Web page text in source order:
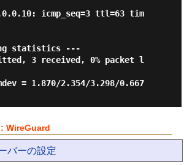
icmp_seq=3 ttl=63 tim
statistics ---
3 received, 0% packet l
= 1.870/2.354/3.298/0.667
WireGuard
バーの設定